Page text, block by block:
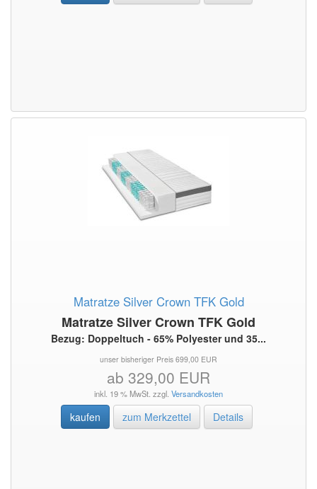
Matratze Silver Crown TFK Gold
Matratze Silver Crown TFK Gold
Bezug: Doppeltuch - 65% Polyester und 35...
unser bisheriger Preis 699,00 EUR
ab 329,00 EUR
inkl. 19 % MwSt. zzgl. Versandkosten
kaufen zum Merkzettel Details